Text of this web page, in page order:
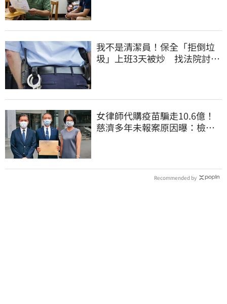
我不是清潔員！保全「拒倒垃
圾」上班3天被炒 找法院討公
女律師代購疫苗騙走10.6億！
慈濟多年未報案原因曝：檢警
Recommended by